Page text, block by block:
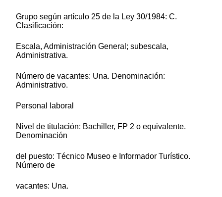
Grupo según artículo 25 de la Ley 30/1984: C.
Clasificación:
Escala, Administración General; subescala,
Administrativa.
Número de vacantes: Una. Denominación:
Administrativo.
Personal laboral
Nivel de titulación: Bachiller, FP 2 o equivalente.
Denominación
del puesto: Técnico Museo e Informador Turístico.
Número de
vacantes: Una.